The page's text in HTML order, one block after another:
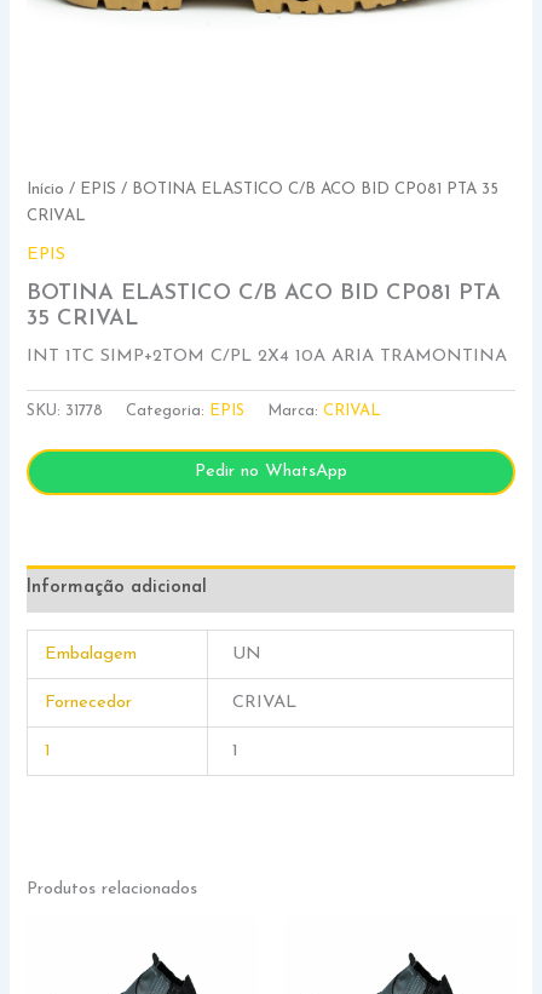
Início / EPIS / BOTINA ELASTICO C/B ACO BID CP081 PTA 35
CRIVAL
EPIS
BOTINA ELASTICO C/B ACO BID CP081 PTA
35 CRIVAL
INT 1TC SIMP+2TOM C/PL 2X4 10A ARIA TRAMONTINA
SKU: 31778 Categoria: EPIS Marca:CRIVAL
Pedir no WhatsApp
Informação adicional
Embalagem UN
Fornecedor CRIVAL
1 1
Produtos relacionados